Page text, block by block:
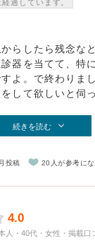
過しています。
らしたら残念な
器を当てて、特
よ。で終わりまし
して欲しいと伺
続きを読む
投稿 20人が参考にな
4.0
人・40代・女性・掲載口